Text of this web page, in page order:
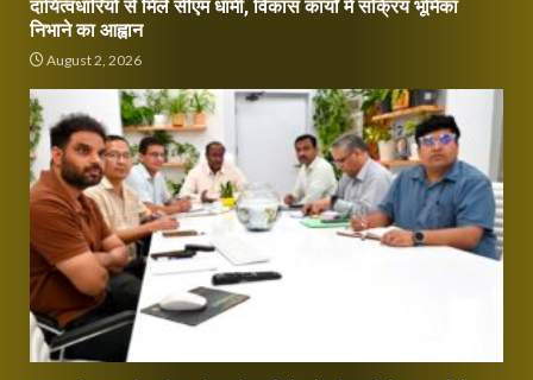
दायित्वधारियों से मिले सीएम धामी, विकास कार्यों में सक्रिय भूमिका
निभाने का आह्वान
August 2, 2026